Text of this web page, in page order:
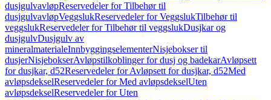
dusjgulvavløpReservedeler for Tilbehør til
dusjgulvavløpVeggslukReservedeler for VeggslukTilbehør til
veggslukReservedeler for Tilbehør til veggslukDusjkar og
dusjgulvDusjgulv av
mineralmaterialeInnbyggingselementerNisjebokser til
dusjerNisjebokserAvløpstilkoblinger for dusj og badekarAvløpsett
for dusjkar, d52Reservedeler for Avløpsett for dusjkar, d52Med
avløpsdekselReservedeler for Med avløpsdekselUten
avløpsdekselReservedeler for Uten